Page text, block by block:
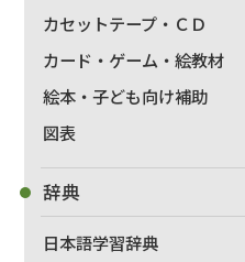
カセットテープ・ＣＤ
カード・ゲーム・絵教材
絵本・子ども向け補助
図表
辞典
日本語学習辞典